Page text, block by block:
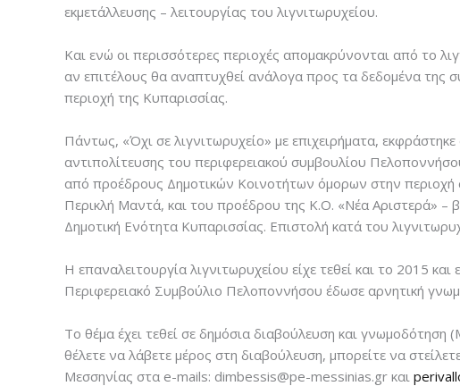
εκμετάλλευσης – λειτουργίας του λιγνιτωρυχείου.
Και ενώ οι περισσότερες περιοχές απομακρύνονται από το
αν επιτέλους θα αναπτυχθεί ανάλογα προς τα δεδομένα της
περιοχή της Κυπαρισσίας.
Πάντως, «Όχι σε λιγνιτωρυχείο» με επιχειρήματα,
αντιπολίτευσης του περιφερειακού συμβουλίου
από προέδρους Δημοτικών Κοινοτήτων όμορων στην περιοχή
Περικλή Μαντά, και του προέδρου της Κ.Ο. «Νέα Αριστερά» –
Δημοτική Ενότητα Κυπαρισσίας. Επιστολή κατά του
Η επαναλειτουργία λιγνιτωρυχείου είχε τεθεί και το 2015
Περιφερειακό Συμβούλιο Πελοποννήσου έδωσε αρνητική
Το θέμα έχει τεθεί σε δημόσια διαβούλευση και
θέλετε να λάβετε μέρος στη διαβούλευση, μπορείτε να
Μεσσηνίας στα e-mails: dimbessis@pe-messinias.gr και